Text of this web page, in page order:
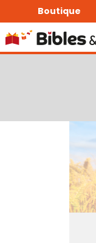
Boutique